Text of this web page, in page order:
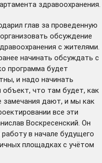
здравоохранения.
глав за проведенную
обсуждение
с жителями.
начинать обсуждать с
программа будет
и надо начинать
объект, что там будет, как
дают, и мы как
все эти
Воскресенский. Он
в начале будущего
площадках с учётом